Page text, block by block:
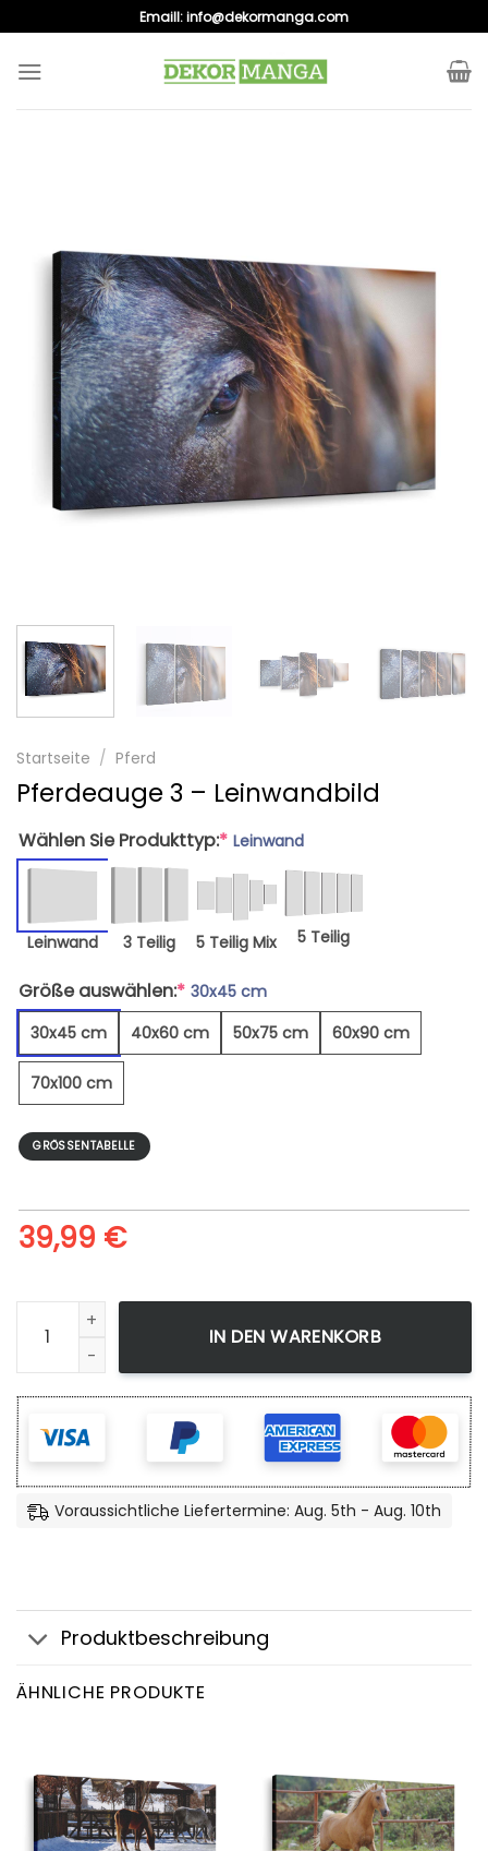
to
content
Emaill:info@dekormanga.com
Startseite / Pferd
Pferdeauge 3 – Leinwandbild
Wählen Sie Produkttyp:* Leinwand
Leinwand 3 Teilig 5 Teilig Mix 5 Teilig
Größe auswählen:* 30x45 cm
30x45 cm
40x60 cm 50x75 cm 60x90 cm
70x100 cm
GRÖSSENTABELLE
39,99 €
Pferdeauge 3 - Leinwandbild Menge
IN DEN WARENKORB
Voraussichtliche Liefertermine: Aug. 5th - Aug. 10th
Produktbeschreibung
ÄHNLICHE PRODUKTE